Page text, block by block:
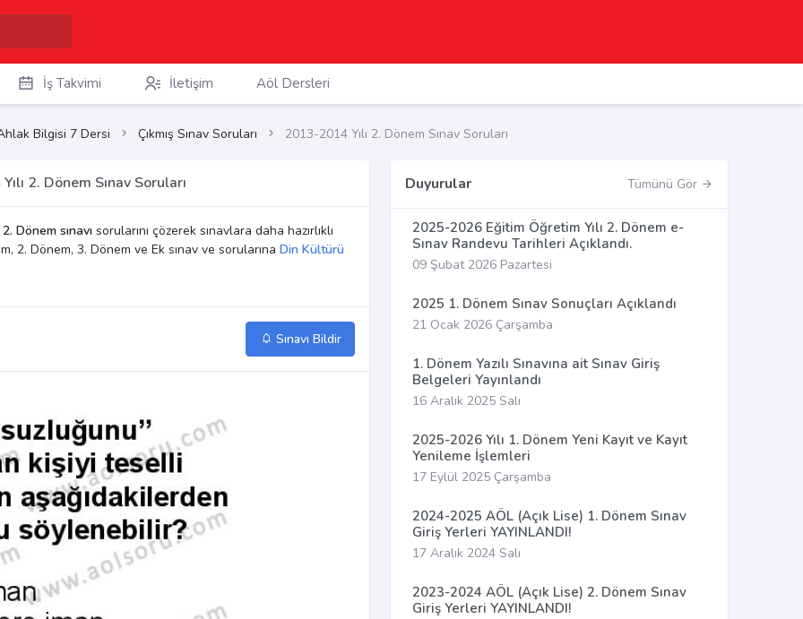
İş Takvimi İletişim Aöl Dersleri
Bilgisi 7 Dersi Çıkmış Sınav Soruları 2013-2014 Yılı 2. Dönem Sınav Soruları
2. Dönem Sınav Soruları
2. Dönem sınavı sorularını çözerek sınavlara daha hazırlıklı
2. Dönem, 3. Dönem ve Ek sınav ve sorularına Din Kültürü
Sınavı Bildir
Duyurular Tümünü Gör
2025-2026 Eğitim Öğretim Yılı 2. Dönem e-
Sınav Randevu Tarihleri Açıklandı.
09 Şubat 2026 Pazartesi
2025 1. Dönem Sınav Sonuçları Açıklandı
21 Ocak 2026 Çarşamba
1. Dönem Yazılı Sınavına ait Sınav Giriş
Belgeleri Yayınlandı
16 Aralık 2025 Salı
2025-2026 Yılı 1. Dönem Yeni Kayıt ve Kayıt
Yenileme İşlemleri
17 Eylül 2025 Çarşamba
2024-2025 AÖL (Açık Lise) 1. Dönem Sınav
Giriş Yerleri YAYINLANDI!
17 Aralık 2024 Salı
2023-2024 AÖL (Açık Lise) 2. Dönem Sınav
Giriş Yerleri YAYINLANDI!